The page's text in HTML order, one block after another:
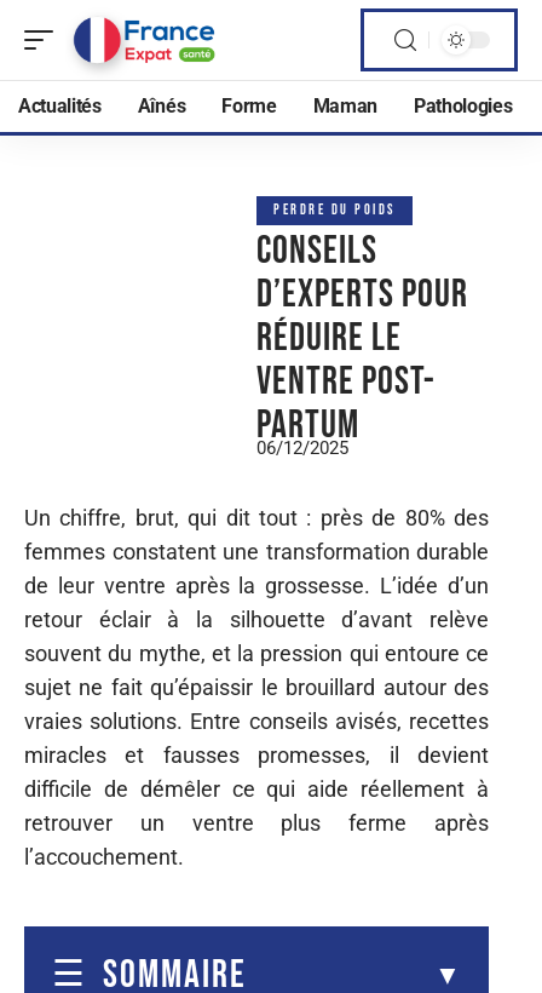
Actualités Aînés Forme Maman Pathologies
PERDRE DU POIDS
Conseils
d’experts pour
réduire le
ventre post-
partum
06/12/2025
Un chiffre, brut, qui dit tout : près de 80% des
femmes constatent une transformation durable
de leur ventre après la grossesse. L’idée d’un
retour éclair à la silhouette d’avant relève
souvent du mythe, et la pression qui entoure ce
sujet ne fait qu’épaissir le brouillard autour des
vraies solutions. Entre conseils avisés, recettes
miracles et fausses promesses, il devient
difficile de démêler ce qui aide réellement à
retrouver un ventre plus ferme après
l’accouchement.
SOMMAIRE